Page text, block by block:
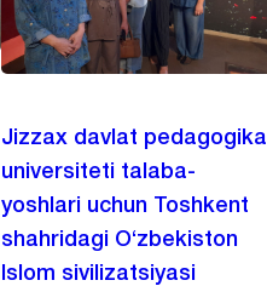
Jizzax davlat pedagogika
universiteti talaba-
yoshlari uchun Toshkent
shahridagi O‘zbekiston
Islom sivilizatsiyasi